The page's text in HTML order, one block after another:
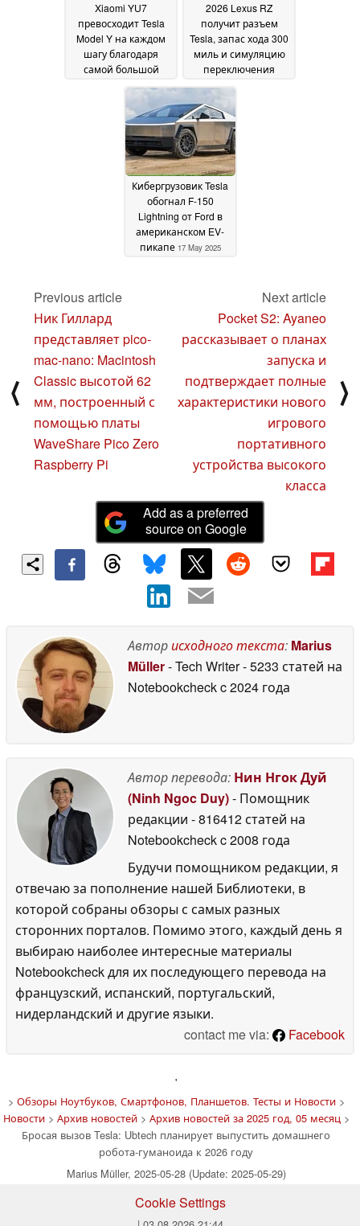
Xiaomi YU7
превосходит Tesla
Model Y на каждом
шагу благодаря
самой большой
батарее в категории
23 May 2025
2026 Lexus RZ
получит разъем
Tesla, запас хода 300
миль и симуляцию
переключения
передач
Кибергрузовик Tesla
обогнал F-150
Lightning от Ford в
американском EV-
пикапе 17 May 2025
⟨
Previous article
Ник Гиллард
представляет pico-
mac-nano: Macintosh
Classic высотой 62
мм, построенный с
помощью платы
WaveShare Pico Zero
Raspberry Pi
Next article
Pocket S2: Ayaneo
рассказывает о планах
запуска и
подтверждает полные
характеристики нового
игрового
портативного
устройства высокого
класса
⟩
Add as a preferred
source on Google
Авторисходного текста: Marius
Müller- Tech Writer- 5233 статей на
Notebookcheckc 2024 года
Автор перевода: Нин Нгок Дуй
(Ninh Ngoc Duy)- Помощник
редакции - 816412 статей на
Notebookcheckc 2008 года
Будучи помощником редакции, я
отвечаю за пополнение нашей Библиотеки, в
которой собраны обзоры с самых разных
сторонних порталов. Помимо этого, каждый день я
выбираю наиболее интересные материалы
Notebookcheck для их последующего перевода на
французский, испанский, португальский,
нидерландский и другие языки.
contact me via:
Facebook
'
> Обзоры Ноутбуков, Смартфонов, Планшетов. Тесты и Новости>
Новости> Архив новостей> Архив новостей за 2025 год, 05 месяц >
Бросая вызов Tesla: Ubtech планирует выпустить домашнего
робота-гуманоида к 2026 году
Marius Müller, 2025-05-28 (Update: 2025-05-29)
Cookie Settings